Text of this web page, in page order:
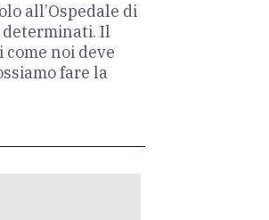
all’Ospedale di
determinati. Il
noi deve
fare la